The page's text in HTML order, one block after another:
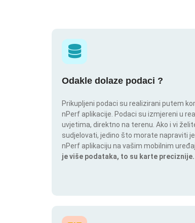
Odakle dolaze podaci ?
Prikupljeni podaci su realizirani putem
nPerf aplikacije. Podaci su izmjereni u
uvjetima, direktno na terenu. Ako i vi
sudjelovati, jedino što morate napraviti
nPerf aplikaciju na vašim mobilnim
je više podataka, to su karte preciznije.